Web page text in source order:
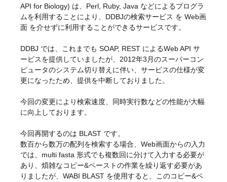
利用規約
問合せ
API for Biology) は、Perl, Ruby, Java などによるプログラ
ムを利用することにより、DDBJの検索サービス を Web画
面 を介せずに利用することができるサービスです。
DDBJ では、これまでも SOAP, REST によるWeb API サ
ービスを提供していましたが、2012年3月のスーパーコン
ピュータのシステム切り替えに伴い、サービスの仕様が変
更になったため、提供を中断しておりました。
今回の変更により検索速度、同時実行数などの性能が大幅
に向上しております。
今回再開するのは BLAST です。
数百から数万の配列を検索する場合、Web画面からの入力
では、multi fasta 形式でも複数回に分けて入力する必要が
あり、煩雑なコピー&ペーストの作業を繰り返す必要があ
りましたが、WABI BLAST を使用すると、このコピー&ペ